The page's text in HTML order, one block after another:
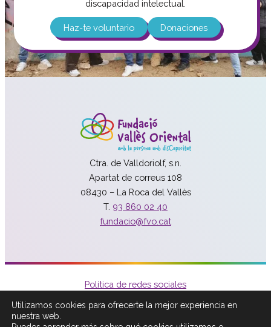
discapacidad intelectual.
Haz-te voluntario Donaciones
Ctra. de Valldoriolf, s.n.
Apartat de correus 108
08430 – La Roca del Vallès
T. 93 860 02 40
fundacio@fvo.cat
Política de redes sociales
Política de privacidad
Utilizamos cookies para ofrecerte la mejor experiencia en
nuestra web.